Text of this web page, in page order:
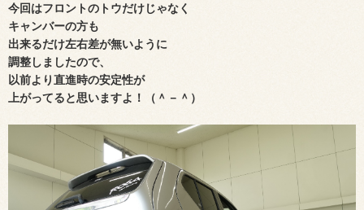
今回はフロントのトウだけじゃなく
キャンバーの方も
出来るだけ左右差が無いように
調整しましたので、
以前より直進時の安定性が
上がってると思いますよ！（＾－＾）